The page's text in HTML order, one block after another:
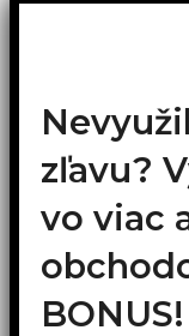
zľavu?
vo viac
BONUS!